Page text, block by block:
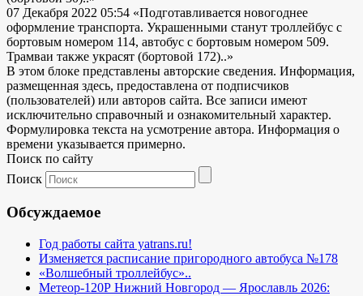
07 Декабря 2022 05:54 «Подготавливается новогоднее
оформление транспорта. Украшенными станут троллейбус с
бортовым номером 114, автобус с бортовым номером 509.
Трамваи также украсят (бортовой 172)..»
В этом блоке представлены авторские сведения. Информация,
размещенная здесь, предоставлена от подписчиков
(пользователей) или авторов сайта. Все записи имеют
исключительно справочный и ознакомительный характер.
Формулировка текста на усмотрение автора. Информация о
времени указывается примерно.
Поиск по сайту
Поиск
Обсуждаемое
Год работы сайта yatrans.ru!
Изменяется расписание пригородного автобуса №178
«Волшебный троллейбус»..
Метеор-120Р Нижний Новгород — Ярославль 2026: